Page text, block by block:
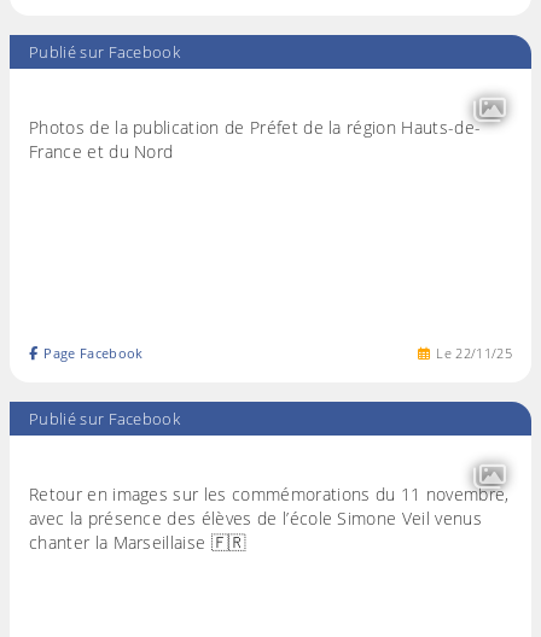
Publié sur Facebook
Photos de la publication de Préfet de la région Hauts-de-
France et du Nord
Le22/11/25
Page Facebook
Publié sur Facebook
Retour en images sur les commémorations du 11 novembre,
avec la présence des élèves de l’école Simone Veil venus
chanter la Marseillaise 🇫🇷